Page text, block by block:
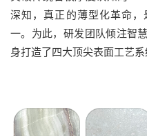
深知，真正的薄型化革命
一。为此，研发团队倾注智
身打造了四大顶尖表面工艺系